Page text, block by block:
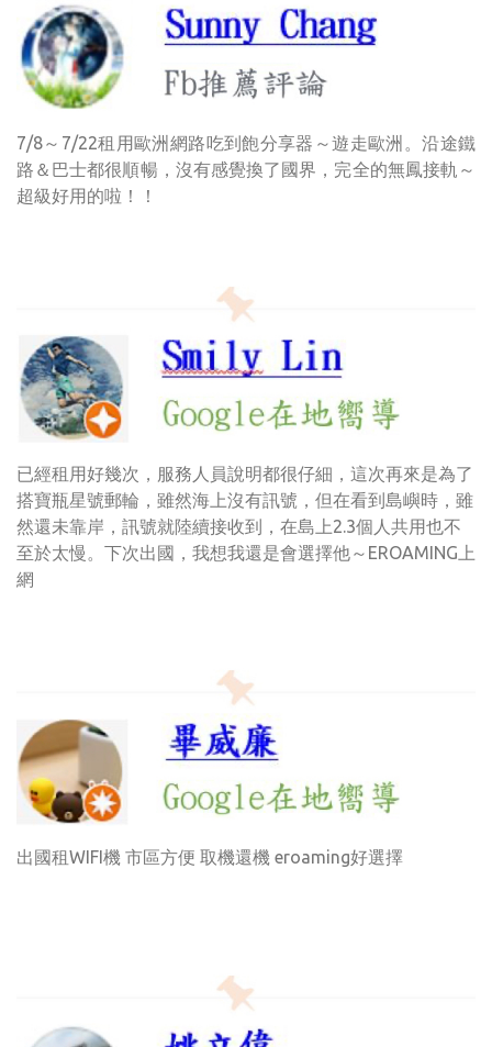
7/8～7/22租用歐洲網路吃到飽分享器～遊走歐洲。沿途鐵
路＆巴士都很順暢，沒有感覺換了國界，完全的無鳳接軌～
超級好用的啦！！
已經租用好幾次，服務人員說明都很仔細，這次再來是為了
搭寶瓶星號郵輪，雖然海上沒有訊號，但在看到島嶼時，雖
然還未靠岸，訊號就陸續接收到，在島上2.3個人共用也不
至於太慢。下次出國，我想我還是會選擇他～EROAMING上
網
出國租WIFI機 市區方便 取機還機 eroaming好選擇